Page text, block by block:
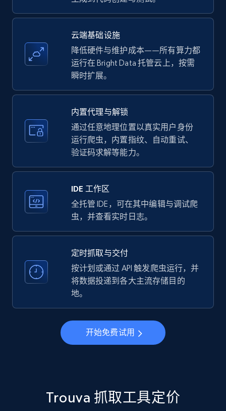
Amazon products - find products by using
upc numbers
price, Currency, Availability, Reviews count, and
more.
5.7K+
LinkedIn company information
ID, Name, Country code, Locations, Followers,
Employees in linkedin, About, Specialties, and
33.5K+ 3.5K+ 注册使用
Instagram - Profiles
Account, Fbid, ID, Followers, Posts count, Is
business account, Is professional account, Is
云端基础设施
降低硬件与维护成本——所有算力都
运行在 Bright Data 托管云上，按需
瞬时扩展。
内置代理与解锁
通过任意地理位置以真实用户身份
运行爬虫，内置指纹、自动重试、
验证码求解等能力。
IDE 工作区
全托管 IDE，可在其中编辑与调试爬
虫，并查看实时日志。
定时抓取与交付
按计划或通过 API 触发爬虫运行，并
将数据投递到各大主流存储目的
地。
开始免费试用
Trouva 抓取工具定价